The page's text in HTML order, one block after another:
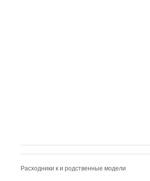
Расходники к и родственные модели